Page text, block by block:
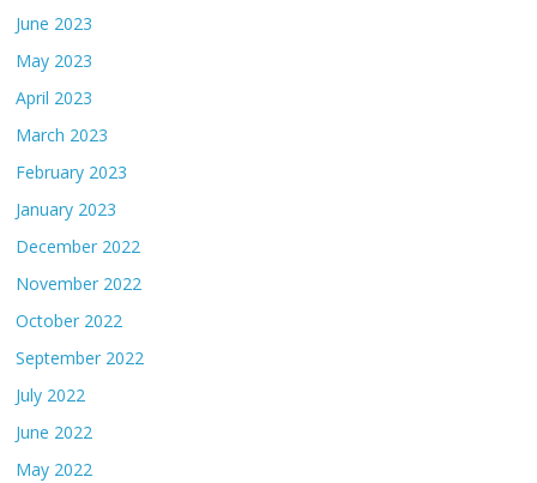
June 2023
May 2023
April 2023
March 2023
February 2023
January 2023
December 2022
November 2022
October 2022
September 2022
July 2022
June 2022
May 2022